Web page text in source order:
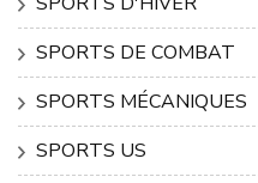
SPORTS DE COMBAT
SPORTS MÉCANIQUES
SPORTS US